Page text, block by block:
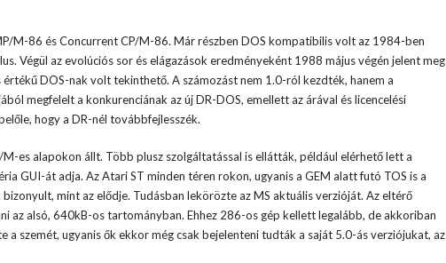
M-86 és Concurrent CP/M-86. Már részben DOS kompatibilis volt az 1984-ben
Végül az evolúciós sor és elágazások eredményeként 1988 május végén jelent meg
DOS-nak volt tekinthető. A számozást nem 1.0-ról kezdték, hanem a
megfelelt a konkurenciának az új DR-DOS, emellett az árával és licencelési
hogy a DR-nél továbbfejlesszék.
M-es alapokon állt. Több plusz szolgáltatással is ellátták, például elérhető lett a
GUI-át adja. Az Atari ST minden téren rokon, ugyanis a GEM alatt futó TOS is a
mint az elődje. Tudásban lekörözte az MS aktuális verzióját. Az eltérő
alsó, 640kB-os tartományban. Ehhez 286-os gép kellett legalább, de akkoriban
szemét, ugyanis ők ekkor még csak bejelenteni tudták a saját 5.0-ás verziójukat, az